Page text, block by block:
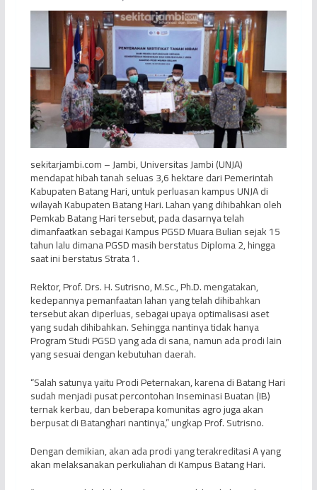
sekitarjambi.com – Jambi, Universitas Jambi (UNJA)
mendapat hibah tanah seluas 3,6 hektare dari Pemerintah
Kabupaten Batang Hari, untuk perluasan kampus UNJA di
wilayah Kabupaten Batang Hari. Lahan yang dihibahkan oleh
Pemkab Batang Hari tersebut, pada dasarnya telah
dimanfaatkan sebagai Kampus PGSD Muara Bulian sejak 15
tahun lalu dimana PGSD masih berstatus Diploma 2, hingga
saat ini berstatus Strata 1.
Rektor, Prof. Drs. H. Sutrisno, M.Sc., Ph.D. mengatakan,
kedepannya pemanfaatan lahan yang telah dihibahkan
tersebut akan diperluas, sebagai upaya optimalisasi aset
yang sudah dihibahkan. Sehingga nantinya tidak hanya
Program Studi PGSD yang ada di sana, namun ada prodi lain
yang sesuai dengan kebutuhan daerah.
“Salah satunya yaitu Prodi Peternakan, karena di Batang Hari
sudah menjadi pusat percontohan Inseminasi Buatan (IB)
ternak kerbau, dan beberapa komunitas agro juga akan
berpusat di Batanghari nantinya,” ungkap Prof. Sutrisno.
Dengan demikian, akan ada prodi yang terakreditasi A yang
akan melaksanakan perkuliahan di Kampus Batang Hari.